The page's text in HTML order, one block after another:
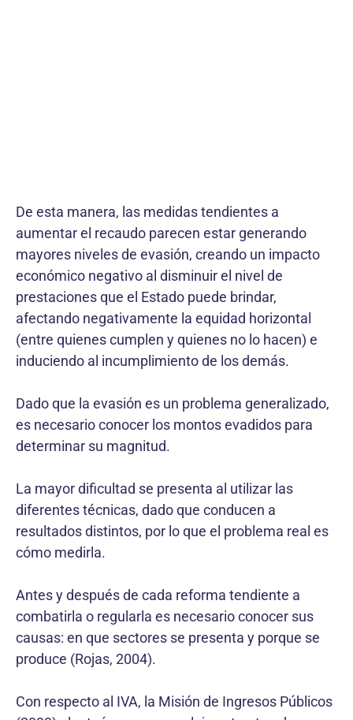
De esta manera, las medidas tendientes a
aumentar el recaudo parecen estar generando
mayores niveles de evasión, creando un impacto
económico negativo al disminuir el nivel de
prestaciones que el Estado puede brindar,
afectando negativamente la equidad horizontal
(entre quienes cumplen y quienes no lo hacen) e
induciendo al incumplimiento de los demás.
Dado que la evasión es un problema generalizado,
es necesario conocer los montos evadidos para
determinar su magnitud.
La mayor dificultad se presenta al utilizar las
diferentes técnicas, dado que conducen a
resultados distintos, por lo que el problema real es
cómo medirla.
Antes y después de cada reforma tendiente a
combatirla o regularla es necesario conocer sus
causas: en que sectores se presenta y porque se
produce (Rojas, 2004).
Con respecto al IVA, la Misión de Ingresos Públicos